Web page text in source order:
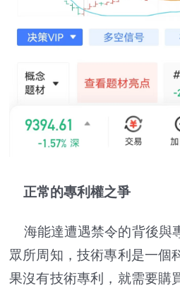
正常的專利權之爭
海能達遭遇禁令的背後與
眾所周知，技術專利是一個
果沒有技術專利，就需要購